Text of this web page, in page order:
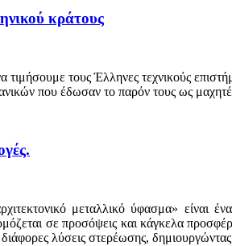
κράτους
τους Έλληνες τεχνικούς
που έδωσαν το παρόν τους ως
μεταλλικό ύφασμα» είναι
σε προσόψεις και κάγκελα
λύσεις στερέωσης,